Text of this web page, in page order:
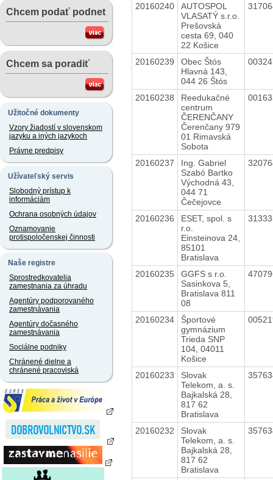
Chcem podať podnet
Chcem sa poradiť
Užitočné dokumenty
Vzory žiadostí v slovenskom
jazyku a iných jazykoch
Právne predpisy
Užívateľský servis
Slobodný prístup k
informáciám
Ochrana osobných údajov
Oznamovanie
protispoločenskej činnosti
Naše registre
Sprostredkovatelia
zamestnania za úhradu
Agentúry podporovaného
zamestnávania
Agentúry dočasného
zamestnávania
Sociálne podniky
Chránené dielne a
chránené pracoviská
20160240
AUTOSPOL
VLASATÝ s.r.o.
Prešovská
cesta 69, 040
22 Košice
20160239
Obec Štós
Hlavná 143,
044 26 Štós
20160238
Reedukačné
centrum
ČERENČANY
Čerenčany 979
01 Rimavská
Sobota
20160237
Ing. Gabriel
Szabó Bartko
Východná 43,
044 71
Čečejovce
20160236
ESET, spol. s
r.o.
Einsteinova 24,
85101
Bratislava
20160235
GGFS s r.o.
Sasinkova 5,
Bratislava 811
08
20160234
Športové
gymnázium
Trieda SNP
104, 04011
Košice
20160233
Slovak
Telekom, a. s.
Bajkalská 28,
817 62
Bratislava
20160232
Slovak
Telekom, a. s.
Bajkalská 28,
817 62
Bratislava